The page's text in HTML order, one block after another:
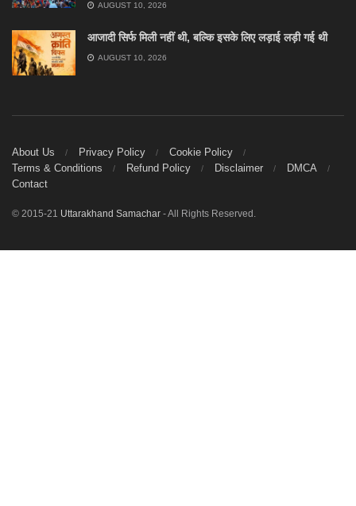
AUGUST 10, 2026
आजादी सिर्फ मिली नहीं थी, बल्कि इसके लिए लड़ाई लड़ी गई थी
AUGUST 10, 2026
About Us Privacy Policy
Cookie Policy
Terms & Conditions
Refund Policy Disclaimer
DMCA
Contact
© 2015-21 Uttarakhand Samachar - All Rights Reserved.